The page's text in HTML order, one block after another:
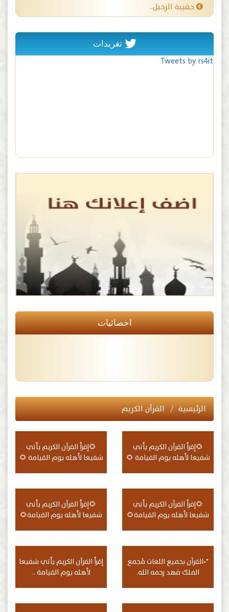
حقيبة الرحيل..
تغريدات
Tweets by rs4it
احصائيات
الرئيسية القرآن الكريم
🌻إقرأ القرآن الكريم يأتي
شفيعا لأهله يوم القيامة 🌻
🌻إقرأ القرآن الكريم يأتي
شفيعا لأهله يوم القيامة 🌻
🌻إقرأ القرآن الكريم يأتي
شفيعا لأهله يوم القيامة🌻
🌻إقرأ القرآن الكريم يأتي
شفيعا لأهله يوم القيامة🌻
*•القرآن بجميع اللغات مُجمع
الملك فهد رحمه الله.
إقرأ القرآن الكريم يأتي شفيعا
لأهله يوم القيامة ..